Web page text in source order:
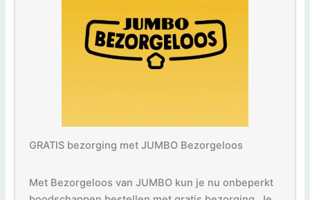
GRATIS bezorging met JUMBO Bezorgeloos
Met Bezorgeloos van JUMBO kun je nu onbeperkt